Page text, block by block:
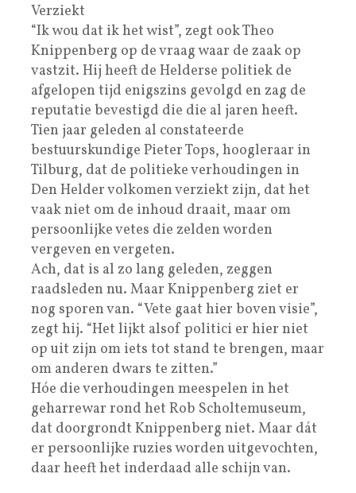
Verziekt
“Ik wou dat ik het wist”, zegt ook Theo
Knippenberg op de vraag waar de zaak op
vastzit. Hij heeft de Helderse politiek de
afgelopen tijd enigszins gevolgd en zag de
reputatie bevestigd die die al jaren heeft.
Tien jaar geleden al constateerde
bestuurskundige Pieter Tops, hoogleraar in
Tilburg, dat de politieke verhoudingen in
Den Helder volkomen verziekt zijn, dat het
vaak niet om de inhoud draait, maar om
persoonlijke vetes die zelden worden
vergeven en vergeten.
Ach, dat is al zo lang geleden, zeggen
raadsleden nu. Maar Knippenberg ziet er
nog sporen van. “Vete gaat hier boven visie”,
zegt hij. “Het lijkt alsof politici er hier niet
op uit zijn om iets tot stand te brengen, maar
om anderen dwars te zitten.”
Hóe die verhoudingen meespelen in het
geharrewar rond het Rob Scholtemuseum,
dat doorgrondt Knippenberg niet. Maar dát
er persoonlijke ruzies worden uitgevochten,
daar heeft het inderdaad alle schijn van.